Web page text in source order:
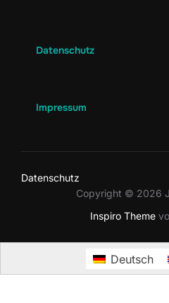
Datenschutz
Impressum
Datenschutz
Copyright © 2026
Inspiro Theme
Deutsch